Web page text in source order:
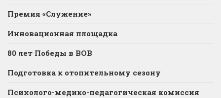
Премия «Служение»
Инновационная площадка
80 лет Победы в ВОВ
Подготовка к отопительному сезону
Психолого-медико-педагогическая комиссия